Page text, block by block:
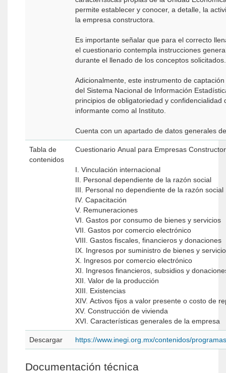
permite establecer y conocer, a detalle, la
la empresa constructora.
Es importante señalar que para el correcto
el cuestionario contempla instrucciones
durante el llenado de los conceptos solicitados.
Adicionalmente, este instrumento de
del Sistema Nacional de Información
principios de obligatoriedad y
informante como al Instituto.
Cuenta con un apartado de datos generales
Tabla de
contenidos
Cuestionario Anual para Empresas
I. Vinculación internacional
II. Personal dependiente de la razón social
III. Personal no dependiente de la razón social
IV. Capacitación
V. Remuneraciones
VI. Gastos por consumo de bienes y servicios
VII. Gastos por comercio electrónico
VIII. Gastos fiscales, financieros y donaciones
IX. Ingresos por suministro de bienes y
X. Ingresos por comercio electrónico
XI. Ingresos financieros, subsidios y
XII. Valor de la producción
XIII. Existencias
XIV. Activos fijos a valor presente o costo de
XV. Construcción de vivienda
XVI. Características generales de la empresa
Descargar https://www.inegi.org.mx/contenidos/
Documentación técnica